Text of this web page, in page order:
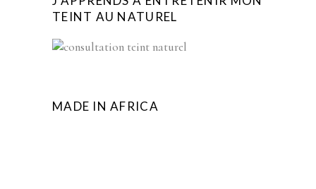
TEINT AU NATUREL
MADE IN AFRICA